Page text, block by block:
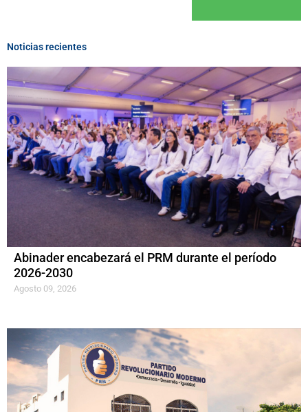
Noticias recientes
Abinader encabezará el PRM durante el período
2026-2030
Agosto 09, 2026